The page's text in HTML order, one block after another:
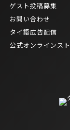
ゲスト投稿募集
お問い合わせ
タイ語広告配信
公式オンラインス